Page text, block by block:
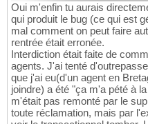
Oui m'enfin tu aurais
qui produit le bug (ce qui est
mal comment on peut faire
rentrée était erronée.
Interdiction était faite de
agents. J'ai tenté
que j'ai eu(d'un agent en
joindre) a été "ça m'a pété à
m'était pas remonté par le
toute réclamation, mais par